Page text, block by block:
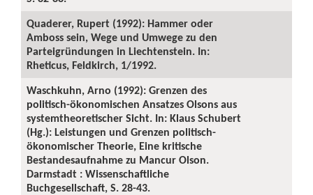
Quaderer, Rupert (1992): Hammer oder
Amboss sein, Wege und Umwege zu den
Parteigründungen in Liechtenstein. In:
Rheticus, Feldkirch, 1/1992.
Waschkuhn, Arno (1992): Grenzen des
politisch-ökonomischen Ansatzes Olsons aus
systemtheoretischer Sicht. In: Klaus Schubert
(Hg.): Leistungen und Grenzen politisch-
ökonomischer Theorie, Eine kritische
Bestandesaufnahme zu Mancur Olson.
Darmstadt : Wissenschaftliche
Buchgesellschaft, S. 28-43.